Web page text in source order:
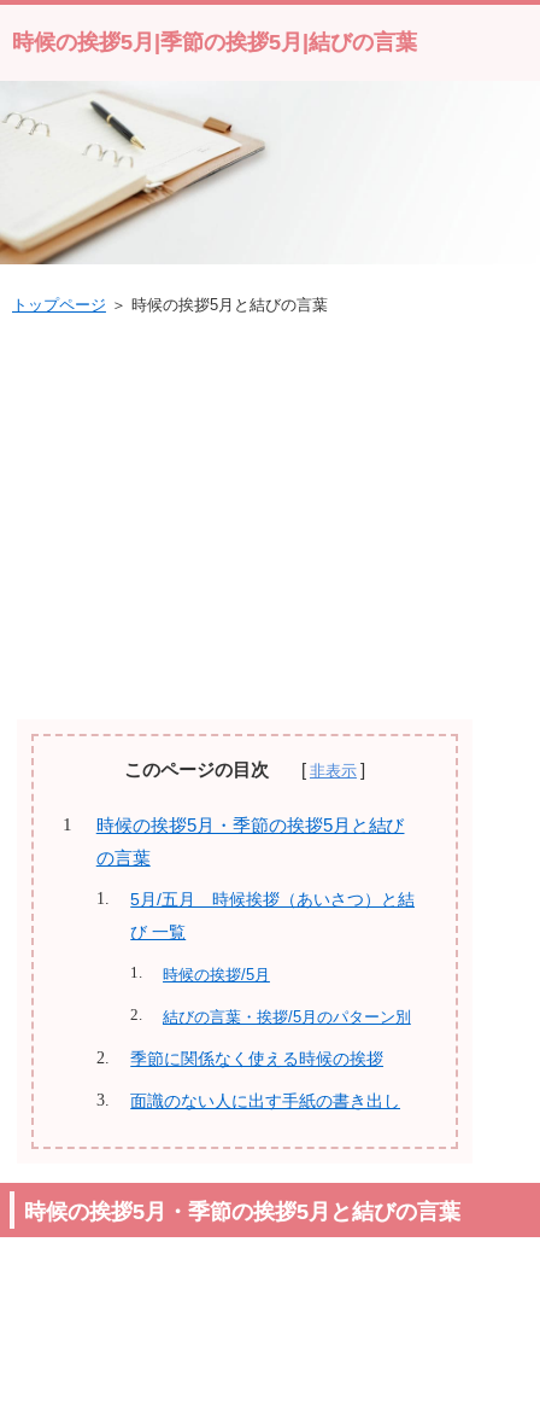
時候の挨拶5月|季節の挨拶5月|結びの言葉
トップページ ＞ 時候の挨拶5月と結びの言葉
このページの目次
時候の挨拶5月・季節の挨拶5月と結び
の言葉
5月/五月 時候挨拶（あいさつ）と結
び 一覧
時候の挨拶/5月
結びの言葉・挨拶/5月のパターン別
季節に関係なく使える時候の挨拶
面識のない人に出す手紙の書き出し
時候の挨拶5月・季節の挨拶5月と結びの言葉